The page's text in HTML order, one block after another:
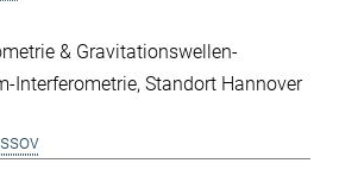
& Gravitationswellen-
Interferometrie Standort Hannover